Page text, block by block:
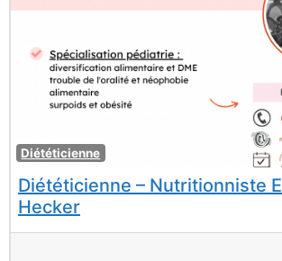
Diététicienne
Diététicienne – Nutritionniste
Hecker